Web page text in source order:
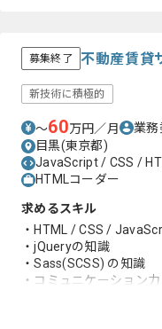
募集終了 不動産賃貸
新技術に積極的
〜60万円／月 業
目黒(東京都)
JavaScript / CSS /
HTMLコーダー
求めるスキル
・HTML / CSS /
・jQueryの知識
・Sass(SCSS) の知識
・コミュニケーション力